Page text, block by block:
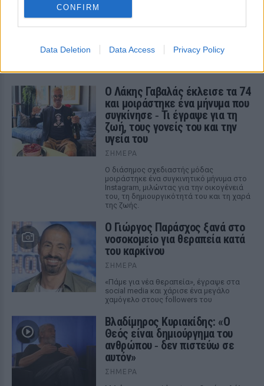
CONFIRM
Data Deletion Data Access Privacy Policy
Ο Λάκης Γαβαλάς έκλεισε τα 74
και μοιράστηκε ένα μήνυμα που
συγκίνησε ‑ Τι έγραψε για τη
ζωή, τους γονείς του και την
υγεία του
ΣΉΜΕΡΑ
Ο διάσημος σχεδιαστής μόδας
μοιράστηκε ένα συγκινητικό μήνυμα στο
Instagram, μιλώντας για την οικογένειά
του, τη δημιουργικότητά του και τη χαρά
της ζωής.
O Γιώργος Παράσχος ξανά στο
νοσοκομείο για θεραπεία κατά
του καρκίνου
ΣΉΜΕΡΑ
«Πάμε για νέα θεραπεία», έγραψε στα
social media και χάρισε ένα μεγάλο
χαμόγελο στους followers του
Βλαδίμηρος Κυριακίδης: «Ο
Θεός είναι δημιούργημα του
ανθρώπου ‑ δεν πιστεύω σε
αυτόν»
ΣΉΜΕΡΑ